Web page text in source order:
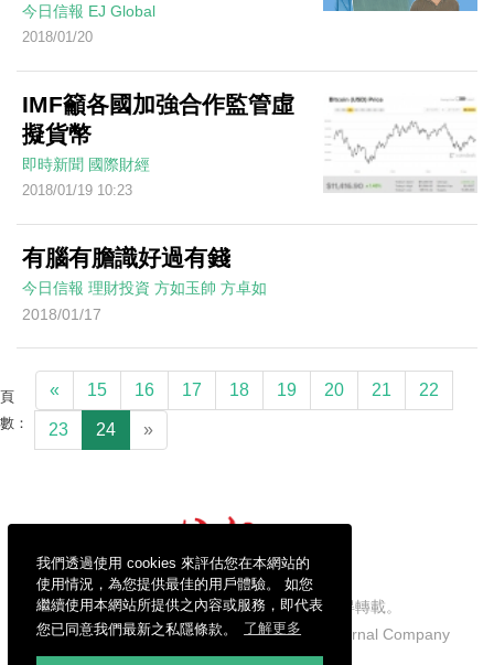
我們透過使用 cookies 來評估您在本網站的
使用情況，為您提供最佳的用戶體驗。 如您
繼續使用本網站所提供之內容或服務，即代表
您已同意我們最新之私隱條款。
了解更多
今日信報 EJ Global
2018/01/20
IMF籲各國加強合作監管虛
擬貨幣
即時新聞 國際財經
2018/01/19 10:23
有腦有膽識好過有錢
今日信報 理財投資 方如玉帥 方卓如
2018/01/17
頁
數：
« 15 16 17 18 19 20 21 22
23 24 »
信報財經新聞有限公司版權所有，不得轉載。
Copyright © 2026 Hong Kong Economic Journal Company